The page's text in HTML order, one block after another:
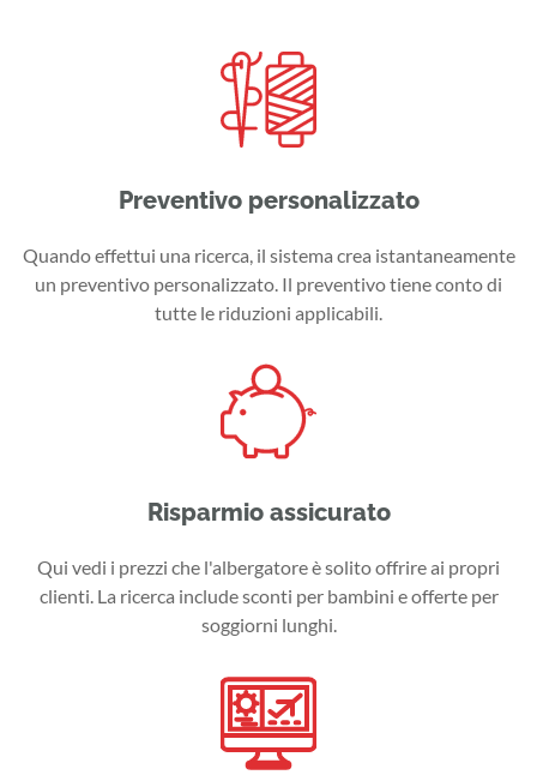
Preventivo personalizzato
Quando effettui una ricerca, il sistema crea istantaneamente
un preventivo personalizzato. Il preventivo tiene conto di
tutte le riduzioni applicabili.
Risparmio assicurato
Qui vedi i prezzi che l'albergatore è solito offrire ai propri
clienti. La ricerca include sconti per bambini e offerte per
soggiorni lunghi.